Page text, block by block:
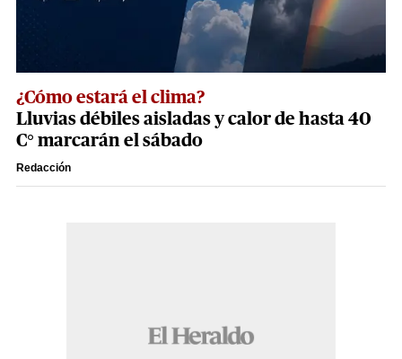
¿Cómo estará el clima?
Lluvias débiles aisladas y calor de hasta 40
C° marcarán el sábado
Redacción